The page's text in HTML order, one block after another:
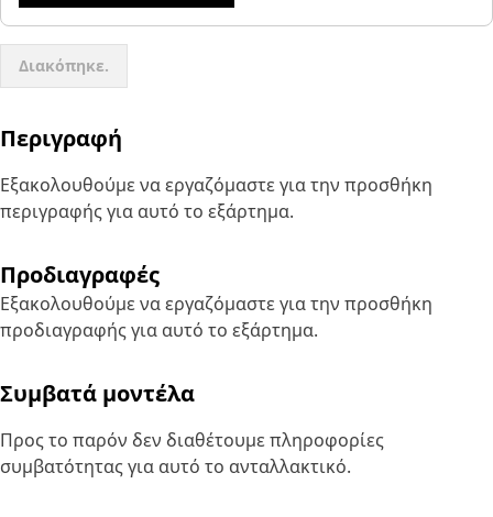
Διακόπηκε.
Περιγραφή
Εξακολουθούμε να εργαζόμαστε για την προσθήκη
περιγραφής για αυτό το εξάρτημα.
Προδιαγραφές
Εξακολουθούμε να εργαζόμαστε για την προσθήκη
προδιαγραφής για αυτό το εξάρτημα.
Συμβατά μοντέλα
Προς το παρόν δεν διαθέτουμε πληροφορίες
συμβατότητας για αυτό το ανταλλακτικό.